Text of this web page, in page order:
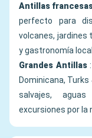
Antillas
perfecto para
volcanes, jardines
y gastronomía
Grandes Antillas:
Dominicana,
salvajes,
excursiones por la